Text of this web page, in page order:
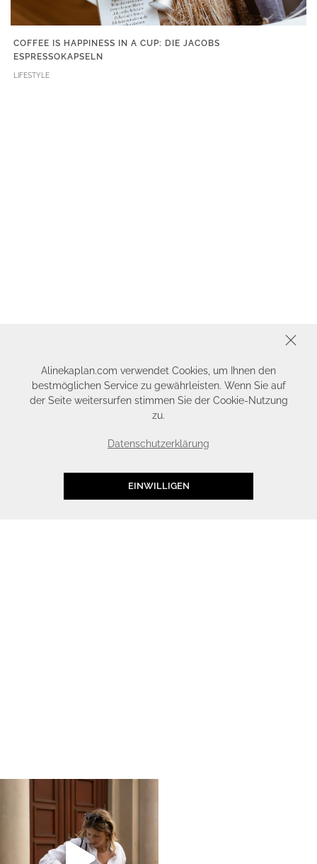
COFFEE IS HAPPINESS IN A CUP: DIE JACOBS
ESPRESSOKAPSELN
LIFESTYLE
Alinekaplan.com verwendet Cookies, um Ihnen den
bestmöglichen Service zu gewährleisten. Wenn Sie auf
der Seite weitersurfen stimmen Sie der Cookie-Nutzung
zu.
Datenschutzerklärung
EINWILLIGEN